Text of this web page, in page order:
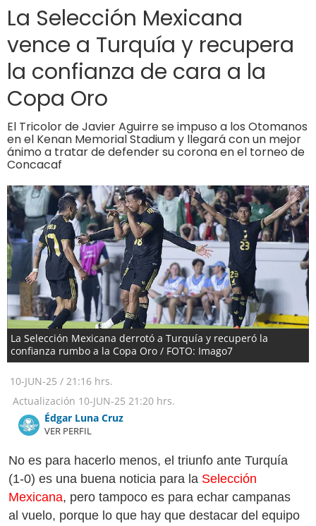
La Selección Mexicana
vence a Turquía y recupera
la confianza de cara a la
Copa Oro
El Tricolor de Javier Aguirre se impuso a los Otomanos
en el Kenan Memorial Stadium y llegará con un mejor
ánimo a tratar de defender su corona en el torneo de
Concacaf
La Selección Mexicana derrotó a Turquía y recuperó la
confianza rumbo a la Copa Oro / FOTO: Imago7
10-JUN-25 / 21:16 hrs.
Actualización 10-JUN-25 21:20 hrs.
Édgar Luna Cruz
VER PERFIL
No es para hacerlo menos, el triunfo ante Turquía
(1-0) es una buena noticia para la Selección
Mexicana, pero tampoco es para echar campanas
al vuelo, porque lo que hay que destacar del equipo